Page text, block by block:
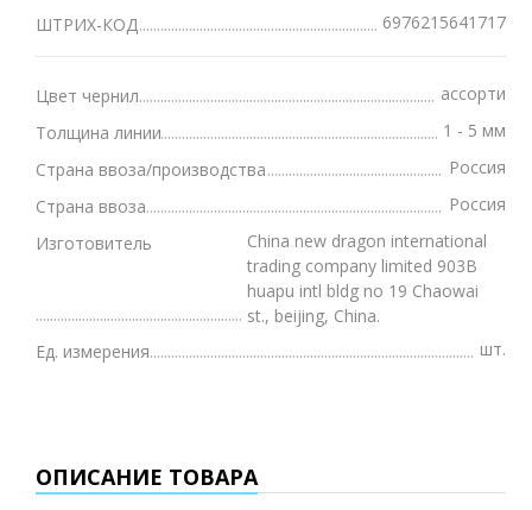
ШТРИХ-КОД
6976215641717
Цвет чернил
ассорти
Толщина линии
1 - 5 мм
Страна ввоза/производства
Россия
Страна ввоза
Россия
Изготовитель
China new dragon international
trading company limited 903B
huapu intl bldg no 19 Chaowai
st., beijing, China.
Ед. измерения
шт.
ОПИСАНИЕ ТОВАРА